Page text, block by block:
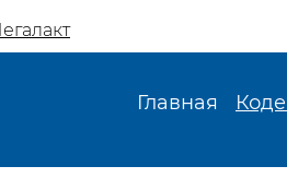
Главная